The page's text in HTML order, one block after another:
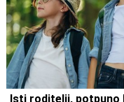
Isti roditelji, potpuno